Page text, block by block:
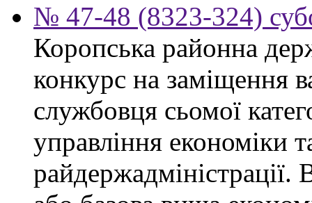
№ 47-48 (8323-324)
Коропська районна
конкурс на заміщення
службовця сьомої
управління економіки